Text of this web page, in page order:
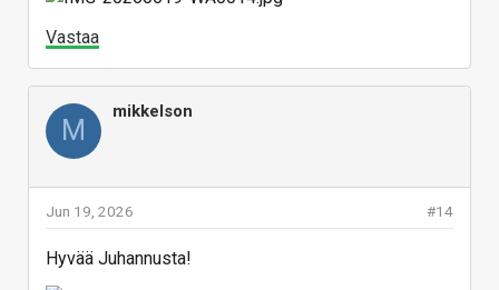
Vastaa
M
mikkelson
#14
Jun 19, 2026
Hyvää Juhannusta!